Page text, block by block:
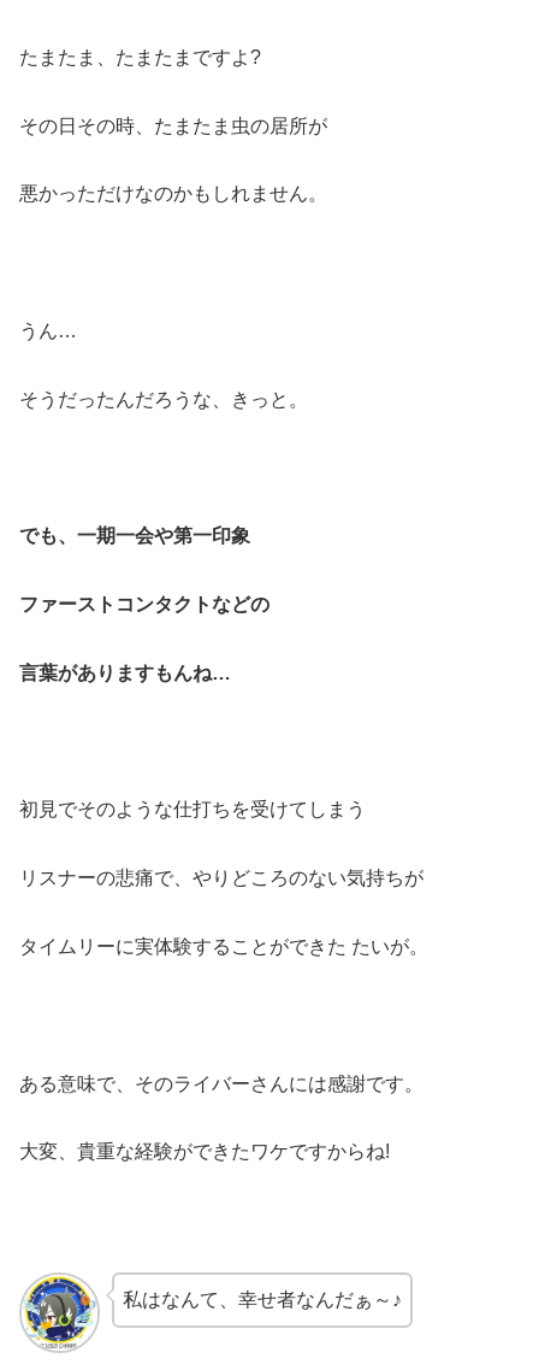
たまたま、たまたまですよ?
その日その時、たまたま虫の居所が
悪かっただけなのかもしれません。
うん…
そうだったんだろうな、きっと。
でも、一期一会や第一印象
ファーストコンタクトなどの
言葉がありますもんね…
初見でそのような仕打ちを受けてしまう
リスナーの悲痛で、やりどころのない気持ちが
タイムリーに実体験することができた たいが。
ある意味で、そのライバーさんには感謝です。
大変、貴重な経験ができたワケですからね!
私はなんて、幸せ者なんだぁ～♪